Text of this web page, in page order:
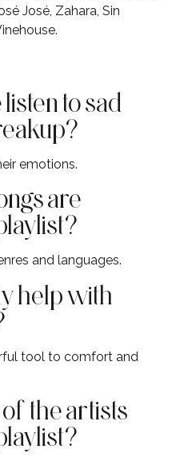
José, Zahara, Sin
to sad
emotions.
are
and languages.
help with
tool to comfort and
the artists